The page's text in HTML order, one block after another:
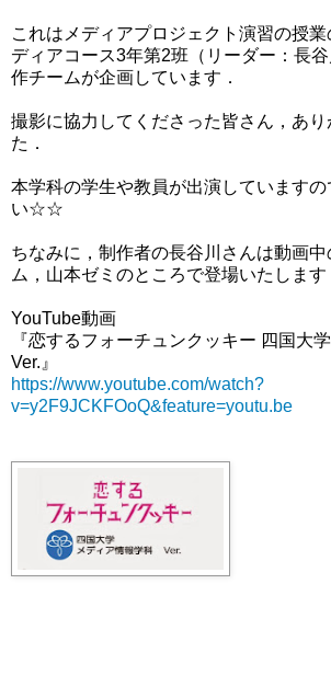
これはメディアプロジェクト演習の授
ディアコース3年第2班（リーダー：長
作チームが企画しています．
撮影に協力してくださった皆さん，あ
た．
本学科の学生や教員が出演していますの
い☆☆
ちなみに，制作者の長谷川さんは動画
ム，山本ゼミのところで登場いたします
YouTube動画
『恋するフォーチュンクッキー 四国大
Ver.』
https://www.youtube.com/watch?
v=y2F9JCKFOoQ&feature=youtu.be